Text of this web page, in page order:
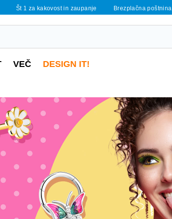
Št 1 za kakovost in zaupanje Brezplačna poštnina
VEČ DESIGN IT!